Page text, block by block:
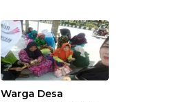
Tanggap Keadaan
Gawat Darurat
Warga Desa